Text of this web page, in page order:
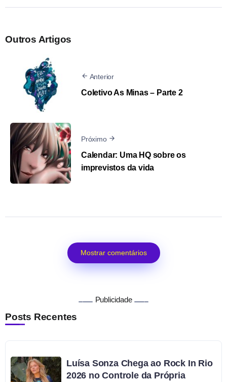
Outros Artigos
Anterior
Coletivo As Minas – Parte 2
Próximo
Calendar: Uma HQ sobre os
imprevistos da vida
Mostrar comentários
Publicidade
Posts Recentes
Luísa Sonza Chega ao Rock In Rio
2026 no Controle da Própria